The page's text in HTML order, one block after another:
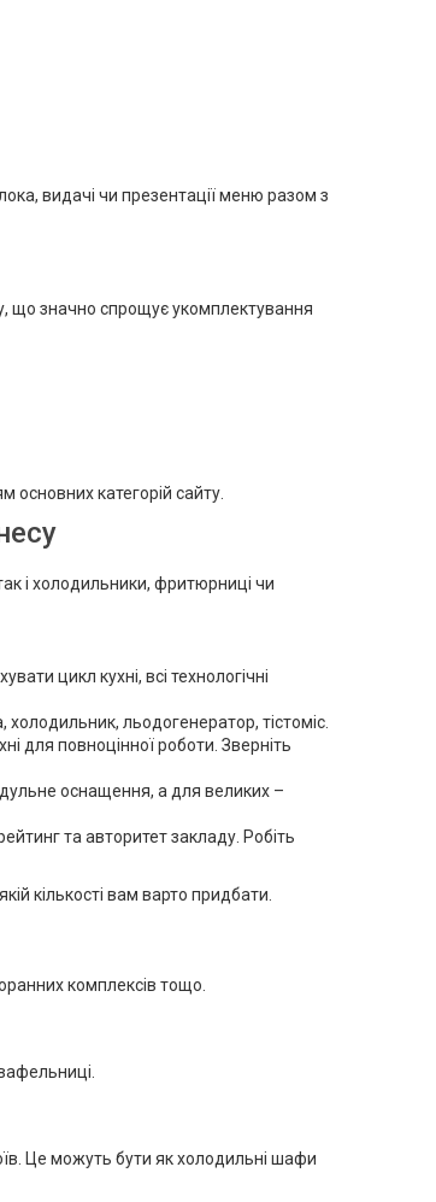
видачі чи презентації меню разом з
що значно спрощує укомплектування
категорій сайту.
і холодильники, фритюрниці чи
цикл кухні, всі технологічні
льодогенератор, тістоміс.
для повноцінної роботи. Зверніть
оснащення, а для великих –
та авторитет закладу. Робіть
кількості вам варто придбати.
комплексів тощо.
Це можуть бути як холодильні шафи